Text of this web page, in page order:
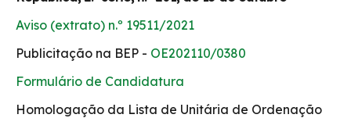
Aviso (extrato) n.º 19511/2021
Publicitação na BEP - OE202110/0380
Formulário de Candidatura
Homologação da Lista de Unitária de Ordenação